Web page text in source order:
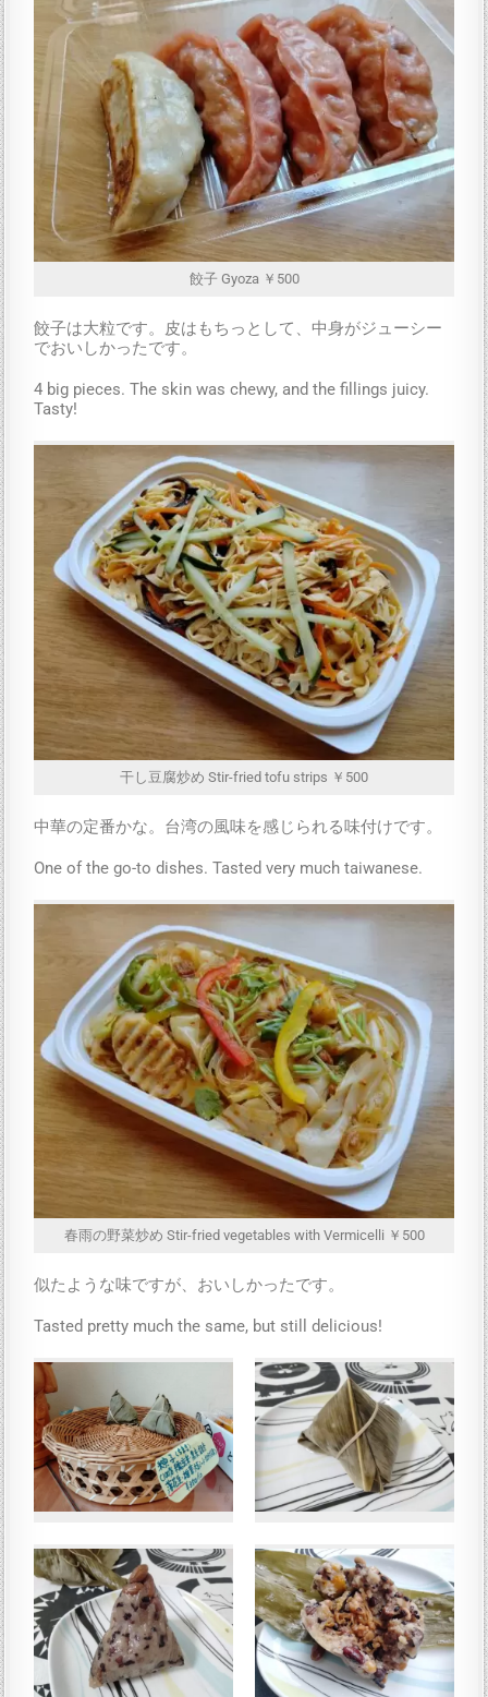
餃子 Gyoza ￥500
餃子は大粒です。皮はもちっとして、中身がジューシー
でおいしかったです。
4 big pieces. The skin was chewy, and the fillings juicy.
Tasty!
干し豆腐炒め Stir-fried tofu strips ￥500
中華の定番かな。台湾の風味を感じられる味付けです。
One of the go-to dishes. Tasted very much taiwanese.
春雨の野菜炒め Stir-fried vegetables with Vermicelli ￥500
似たような味ですが、おいしかったです。
Tasted pretty much the same, but still delicious!